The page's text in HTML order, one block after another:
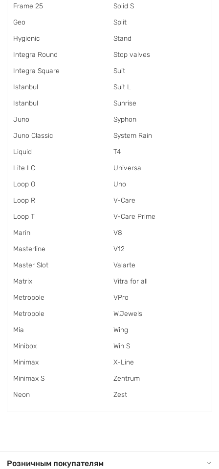
Frame 25
Geo
Hygienic
Integra Round
Integra Square
Istanbul
Istanbul
Juno
Juno Classic
Liquid
Lite LC
Loop O
Loop R
Loop T
Marin
Masterline
Master Slot
Matrix
Metropole
Metropole
Mia
Minibox
Minimax
Minimax S
Neon
Solid S
Split
Stand
Stop valves
Suit
Suit L
Sunrise
Syphon
System Rain
T4
Universal
Uno
V-Care
V-Care Prime
V8
V12
Valarte
Vitra for all
VPro
W.Jewels
Wing
Win S
X-Line
Zentrum
Zest
Розничным покупателям